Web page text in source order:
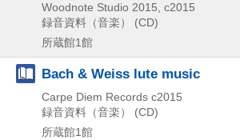
Woodnote Studio 2015, c2015
録音資料（音楽） (CD)
所蔵館1館
Bach & Weiss lute music
Carpe Diem Records c2015
録音資料（音楽） (CD)
所蔵館1館